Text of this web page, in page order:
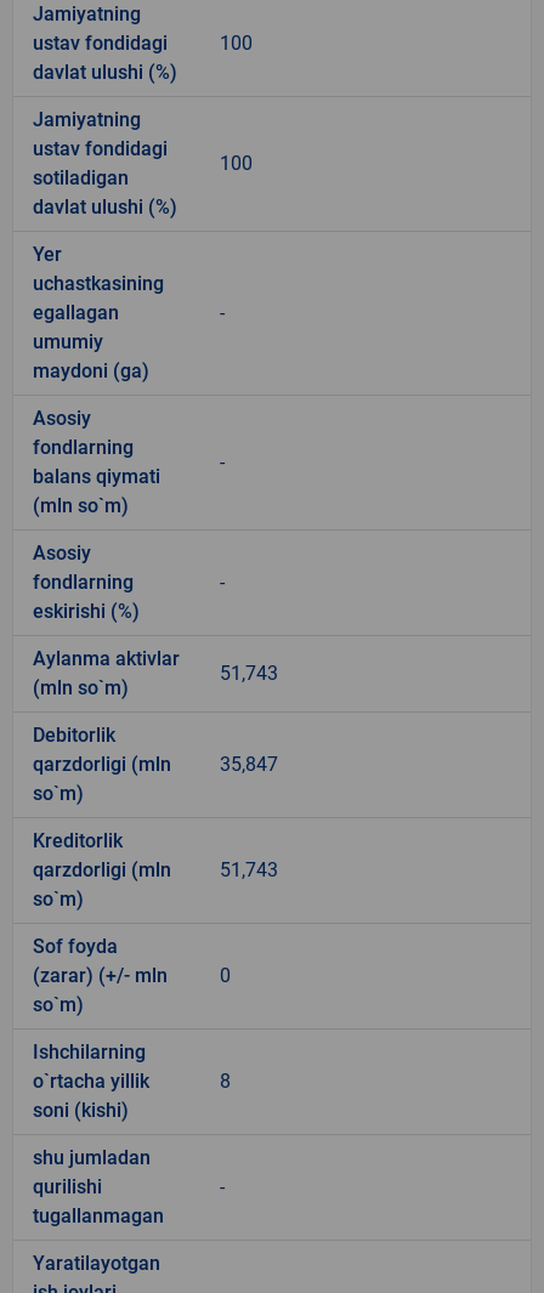
Jamiyatning
ustav fondidagi
davlat ulushi (%)
100
Jamiyatning
ustav fondidagi
sotiladigan
davlat ulushi (%)
100
Yer
uchastkasining
egallagan
umumiy
maydoni (ga)
-
Asosiy
fondlarning
balans qiymati
(mln so`m)
-
Asosiy
fondlarning
eskirishi (%)
-
Aylanma aktivlar
(mln so`m)
51,743
Debitorlik
qarzdorligi (mln
so`m)
35,847
Kreditorlik
qarzdorligi (mln
so`m)
51,743
Sof foyda
(zarar) (+/- mln
so`m)
0
Ishchilarning
o`rtacha yillik
soni (kishi)
8
shu jumladan
qurilishi
tugallanmagan
-
Yaratilayotgan